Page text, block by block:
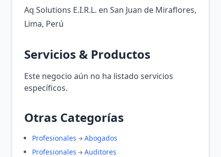
Aq Solutions E.I.R.L. en San Juan de Miraflores,
Lima, Perú
Servicios & Productos
Este negocio aún no ha listado servicios
específicos.
Otras Categorías
Profesionales
Abogados
Profesionales
Auditores